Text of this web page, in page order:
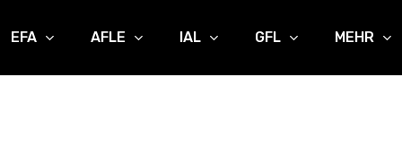
EFA AFLE IAL GFL MEHR